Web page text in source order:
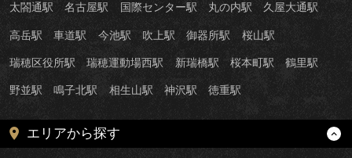
太閤通駅 名古屋駅 国際センター駅 丸の内駅 久屋大通駅
高岳駅 車道駅 今池駅 吹上駅 御器所駅 桜山駅
瑞穂区役所駅 瑞穂運動場西駅 新瑞橋駅 桜本町駅 鶴里駅
野並駅 鳴子北駅 相生山駅 神沢駅 徳重駅
エリアから探す